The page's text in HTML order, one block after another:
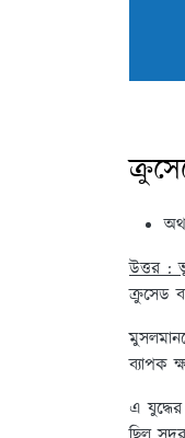
উত্তর :
ক্রুসেড
ব্যাপক
এ